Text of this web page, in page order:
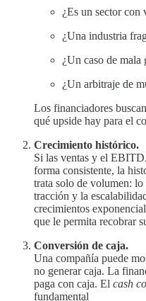
¿Es un sector con
¿Una industria
¿Un caso de mala
¿Un arbitraje de
Los financiadores
qué upside hay para el
Crecimiento histórico.
Si las ventas y el
forma consistente, la
trata solo de volumen:
tracción y la
crecimientos
que le permita recobrar
Conversión de caja.
Una compañía puede
no generar caja. La
paga con caja. El cash
fundamental